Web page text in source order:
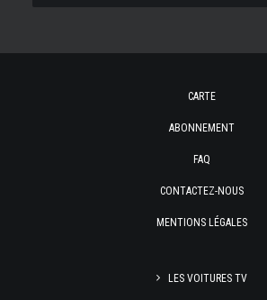
CARTE
ABONNEMENT
FAQ
CONTACTEZ-NOUS
MENTIONS LÉGALES
LES VOITURES TV